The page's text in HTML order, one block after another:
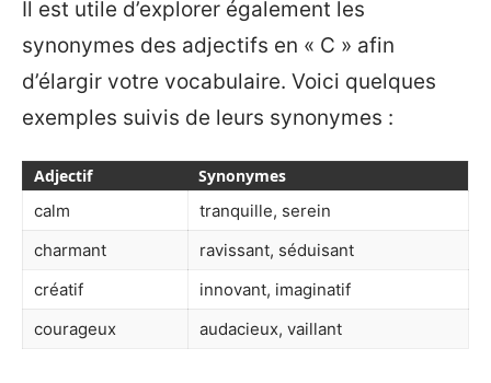
Il est utile d’explorer également les
synonymes des adjectifs en « C » afin
d’élargir votre vocabulaire. Voici quelques
exemples suivis de leurs synonymes :
Adjectif
Synonymes
calm
tranquille, serein
charmant
ravissant, séduisant
créatif
innovant, imaginatif
courageux
audacieux, vaillant